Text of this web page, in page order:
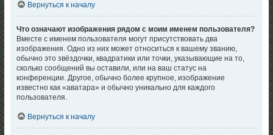
Вернуться к началу
Что означают изображения рядом с моим именем пользователя?
Вместе с именем пользователя могут присутствовать два
изображения. Одно из них может относиться к вашему званию,
обычно это звёздочки, квадратики или точки, указывающие на то,
сколько сообщений вы оставили, или на ваш статус на
конференции. Другое, обычно более крупное, изображение
известно как «аватара» и обычно уникально для каждого
пользователя.
Вернуться к началу